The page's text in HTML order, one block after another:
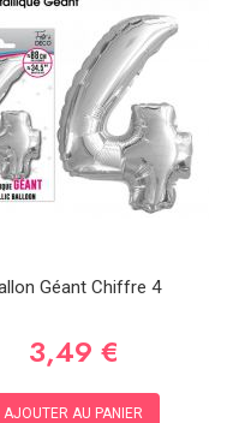
Géant Chiffre 4
3,49 €
AJOUTER AU PANIER